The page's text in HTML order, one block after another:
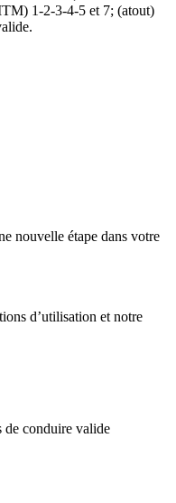
1-2-3-4-5 et 7; (atout)
nouvelle étape dans votre
d’utilisation et notre
conduire valide